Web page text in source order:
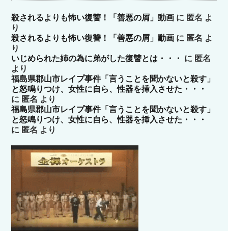
殺されるよりも怖い復讐！「善悪の屑」動画 に 匿名 よ
り
殺されるよりも怖い復讐！「善悪の屑」動画 に 匿名 よ
り
いじめられた姉の為に弟がした復讐とは・・・
に 匿名
より
福島県郡山市レイプ事件「言うことを聞かないと殺す」
と怒鳴りつけ、女性に自ら、性器を挿入させた・・・
に 匿名 より
福島県郡山市レイプ事件「言うことを聞かないと殺す」
と怒鳴りつけ、女性に自ら、性器を挿入させた・・・
に 匿名 より